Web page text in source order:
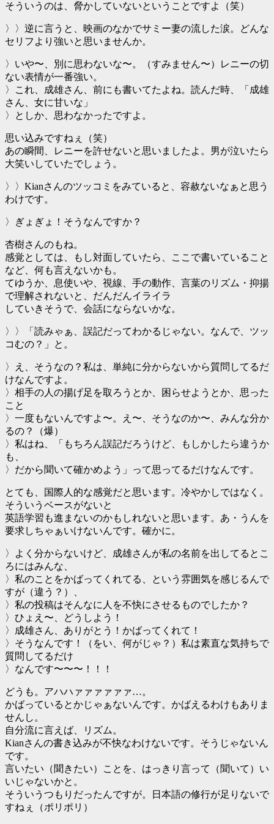
そういうのは、脅かしていないということですよ（笑）
〉〉逆に言うと、映画のなかでサミー妻の流した涙。どんな
セリフより強いと思いませんか。
〉いや〜、別に思わないな〜。（すみません〜）レニーの切
ない表情が一番強い。
〉これ、成雄さん、前にも書いてたよね。読んだ時、「成雄
さん、女に甘いな」
〉としか、思わなかったですよ。
思い込みですねぇ（笑）
あの瞬間、レニーを許せないと思いましたよ。男が泣いたら
大笑いしていたでしょう。
〉〉Kianさんのツッコミをみていると、容赦ないなぁと思う
わけです。
〉ぎょぎょ！そうなんですか？
杏樹さんのもね。
感覚としては、もし対面していたら、ここで書いていること
など、何も言えないかも。
てゆうか、息使いや、視線、手の動作、言葉のリズム・抑揚
で理解されないと、だんだんイライラ
していきそうで、会話にならないかな。
〉〉「読みゃぁ、誤記だってわかるじゃない。なんで、ツッ
コむの？」と。
〉え、そうなの？私は、単純に分からないから質問してるだ
けなんですよ。
〉相手の人の揚げ足を取ろうとか、困らせようとか、思った
こと
〉一度もないんですよ〜。え〜、そうなのか〜、みんな分か
るの？（爆）
〉私はね、「もちろん誤記だろうけど、もしかしたら違うか
も、
〉だから聞いて確かめよう」って思ってるだけなんです。
とても、国際人的な感覚だと思います。冷やかしではなく。
そういうベースがないと
英語学習も進まないのかもしれないと思います。あ・うんを
要求しちゃぁいけないんです。確かに。
〉よく分からないけど、成雄さんが私の名前を出してるとこ
ろにはみんな、
〉私のことをかばってくれてる、という雰囲気を感じるんで
すが（違う？）、
〉私の投稿はそんなに人を不快にさせるものでしたか？
〉ひょえ〜、どうしよう！
〉成雄さん、ありがとう！かばってくれて！
〉そうなんです！（をい、何がじゃ？）私は素直な気持ちで
質問してるだけ
〉なんです〜〜〜！！！
どうも。アハハァァァァァァ…。
かばっているとかじゃぁないんです。かばえるわけもありま
せんし。
自分流に言えば、リズム。
Kianさんの書き込みが不快なわけないです。そうじゃないん
です。
言いたい（聞きたい）ことを、はっきり言って（聞いて）い
いじゃないかと。
そういうつもりだったんですが。日本語の修行が足りないで
すねぇ（ポリポリ）